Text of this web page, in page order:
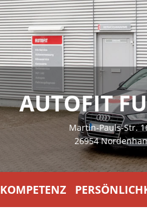
AUTOFIT
Martin-Pauls-Str.
26954
KOMPETENZ